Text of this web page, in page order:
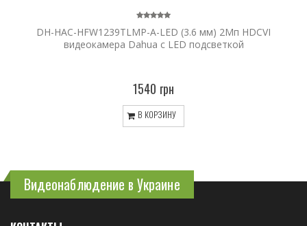
DH-HAC-HFW1239TLMP-A-LED (3.6 мм) 2Мп HDCVI
видеокамера Dahua с LED подсветкой
1540 грн
В КОРЗИНУ
Видеонаблюдение в Украине